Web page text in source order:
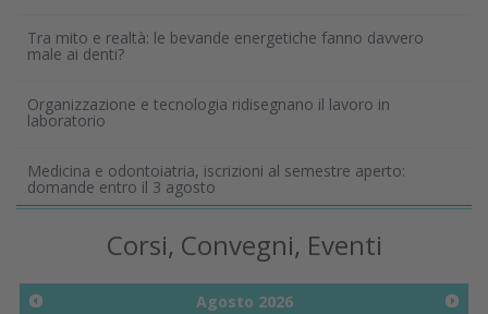
Tra mito e realtà: le bevande energetiche fanno davvero
male ai denti?
Organizzazione e tecnologia ridisegnano il lavoro in
laboratorio
Medicina e odontoiatria, iscrizioni al semestre aperto:
domande entro il 3 agosto
Corsi, Convegni, Eventi
Agosto 2026